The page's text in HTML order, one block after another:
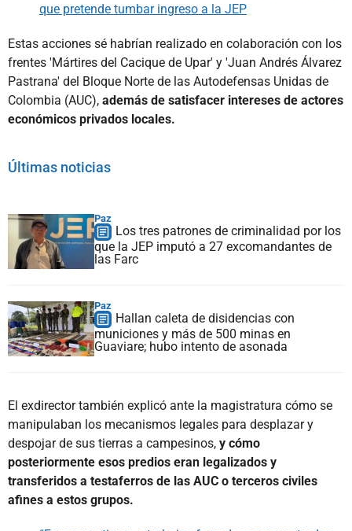
que pretende tumbar ingreso a la JEP
Estas acciones sé habrían realizado en colaboración con los
frentes 'Mártires del Cacique de Upar' y 'Juan Andrés Álvarez
Pastrana' del Bloque Norte de las Autodefensas Unidas de
Colombia (AUC), además de satisfacer intereses de actores
económicos privados locales.
Últimas noticias
Paz
Los tres patrones de criminalidad por los
que la JEP imputó a 27 excomandantes de
las Farc
Paz
Hallan caleta de disidencias con
municiones y más de 500 minas en
Guaviare; hubo intento de asonada
El exdirector también explicó ante la magistratura cómo se
manipulaban los mecanismos legales para desplazar y
despojar de sus tierras a campesinos, y cómo
posteriormente esos predios eran legalizados y
transferidos a testaferros de las AUC o terceros civiles
afines a estos grupos.